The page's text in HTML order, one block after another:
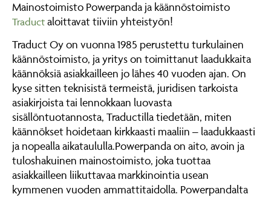
Mainostoimisto Powerpanda ja käännöstoimisto
Traduct aloittavat tiiviin yhteistyön!
Traduct Oy on vuonna 1985 perustettu turkulainen
käännöstoimisto, ja yritys on toimittanut laadukkaita
käännöksiä asiakkailleen jo lähes 40 vuoden ajan. On
kyse sitten teknisistä termeistä, juridisen tarkoista
asiakirjoista tai lennokkaan luovasta
sisällöntuotannosta, Traductilla tiedetään, miten
käännökset hoidetaan kirkkaasti maaliin – laadukkaasti
ja nopealla aikataululla.Powerpanda on aito, avoin ja
tuloshakuinen mainostoimisto, joka tuottaa
asiakkailleen liikuttavaa markkinointia usean
kymmenen vuoden ammattitaidolla. Powerpandalta